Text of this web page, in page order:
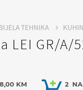
TEHNIKA
LEI GR/A/
KM 2 NA